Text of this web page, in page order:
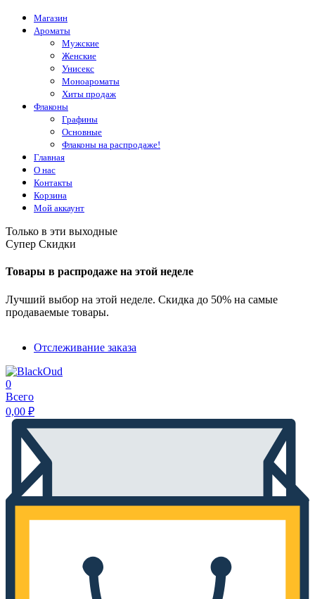
Магазин
Ароматы
Мужские
Женские
Унисекс
Моноароматы
Хиты продаж
Флаконы
Графины
Основные
Флаконы на распродаже!
Главная
О нас
Контакты
Корзина
Мой аккаунт
Только в эти выходные
Супер Скидки
Товары в распродаже на этой неделе
Лучший выбор на этой неделе. Скидка до 50% на самые
продаваемые товары.
Отслеживание заказа
0
Всего
0,00 ₽